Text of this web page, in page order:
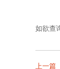
如欲查
上一篇